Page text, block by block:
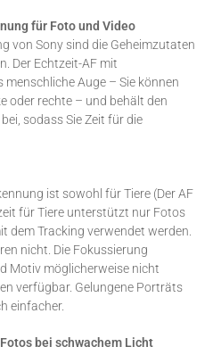
für Foto und Video
von Sony sind die Geheimzutaten
Der Echtzeit-AF mit
Auge – Sie können
oder rechte – und behält den
sodass Sie Zeit für die
ist sowohl für Tiere (Der AF
für Tiere unterstützt nur Fotos
dem Tracking verwendet werden.
nicht. Die Fokussierung
Motiv möglicherweise nicht
verfügbar. Gelungene Porträts
einfacher.
bei schwachem Licht